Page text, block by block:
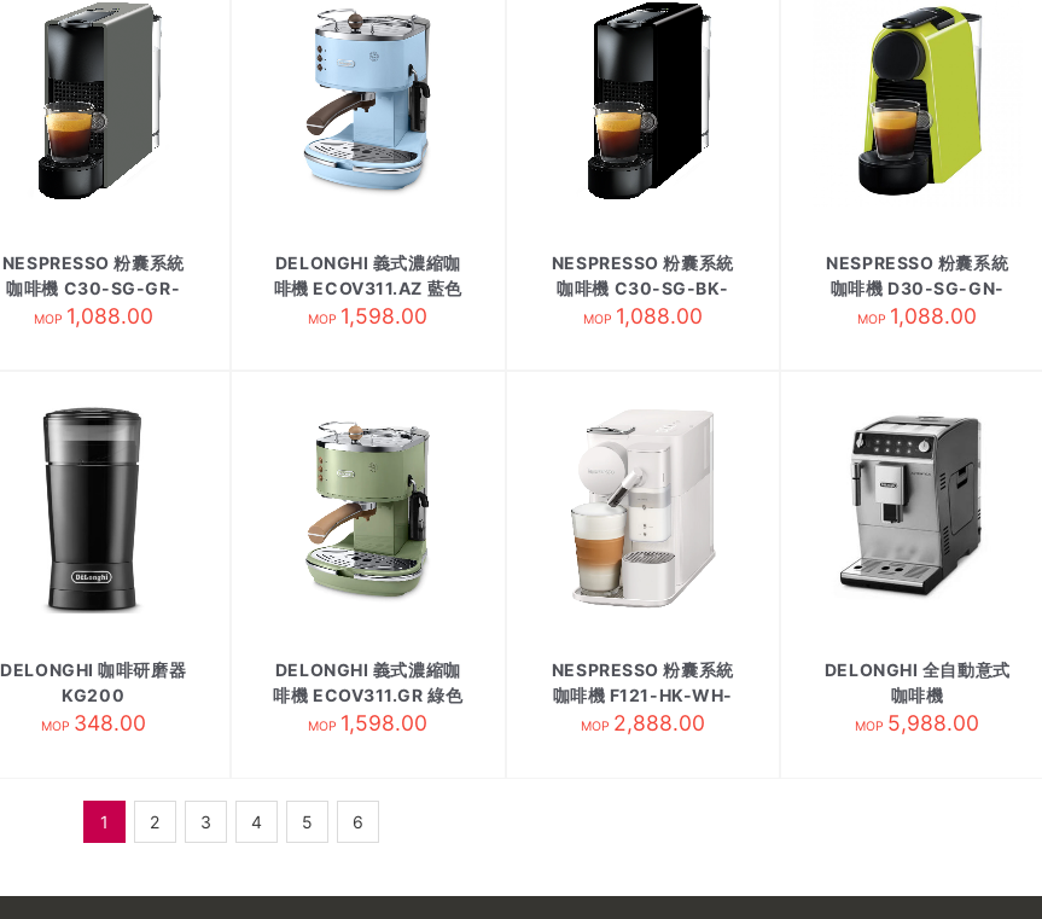
NESPRESSO 粉囊系統
咖啡機 C30-SG-GR-
NE/2灰
MOP 1,088.00
DELONGHI 義式濃縮咖
啡機 ECOV311.AZ 藍色
MOP 1,598.00
NESPRESSO 粉囊系統
咖啡機 C30-SG-BK-
NE/2黑
MOP 1,088.00
NESPRESSO 粉囊系統
咖啡機 D30-SG-GN-
NE綠
MOP 1,088.00
DELONGHI 咖啡研磨器
KG200
MOP 348.00
DELONGHI 義式濃縮咖
啡機 ECOV311.GR 綠色
MOP 1,598.00
NESPRESSO 粉囊系統
咖啡機 F121-HK-WH-
NE白
MOP 2,888.00
DELONGHI 全自動意式
咖啡機
ETAM29.510.SB
MOP 5,988.00
1 2 3 4 5 6